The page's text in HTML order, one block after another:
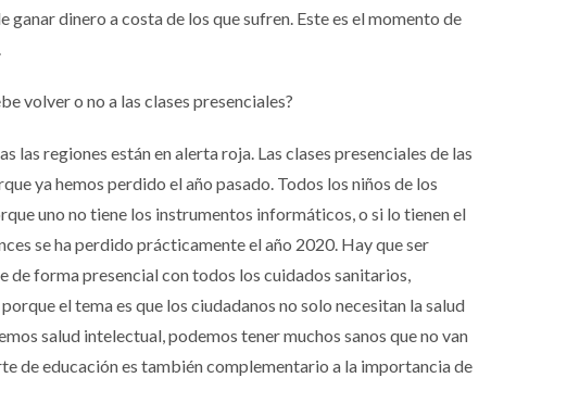
ganar dinero a costa de los que sufren. Este es el momento de
volver o no a las clases presenciales?
las regiones están en alerta roja. Las clases presenciales de las
ya hemos perdido el año pasado. Todos los niños de los
uno no tiene los instrumentos informáticos, o si lo tienen el
se ha perdido prácticamente el año 2020. Hay que ser
de forma presencial con todos los cuidados sanitarios,
el tema es que los ciudadanos no solo necesitan la salud
salud intelectual, podemos tener muchos sanos que no van
de educación es también complementario a la importancia de